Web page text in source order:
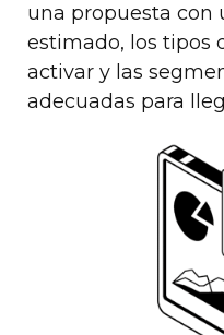
una propuesta con
estimado, los tipos
activar y las
adecuadas para